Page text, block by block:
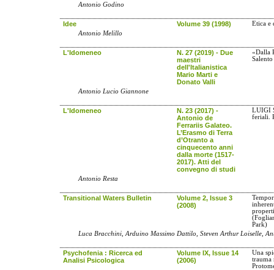
Antonio Godino
Idee Volume 39 (1998)
Etica e
Antonio Melillo
L'Idomeneo
N. 27 (2019) - Due
maestri
dell'Italianistica
Mario Marti e
Donato Valli
«Dalla
Antonio Lucio Giannone
L'Idomeneo
N. 23 (2017) -
Antonio de
Ferrariis Galateo.
L’Erasmo di Terra
d’Otranto a
cinquecento anni
dalla morte (1517-
2017). Atti del
convegno di studi
LUIGI
feriali.
Antonio Resta
Transitional Waters Bulletin
Volume 2, Issue 3
(2008)
Park)
Luca Bracchini, Arduino Massimo Dattilo, Steven Arthur Loiselle,
Psychofenia : Ricerca ed
Analisi Psicologica
Volume IX, Issue 14
(2006)
Una
trauma